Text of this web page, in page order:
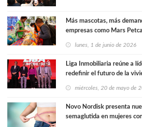
Más mascotas, más
empresas como Mars
lunes, 1 de junio de 2026
Liga Inmobiliaria reúne a
redefinir el futuro de la
miércoles, 20 de mayo de
Novo Nordisk presenta
semaglutida en mujeres